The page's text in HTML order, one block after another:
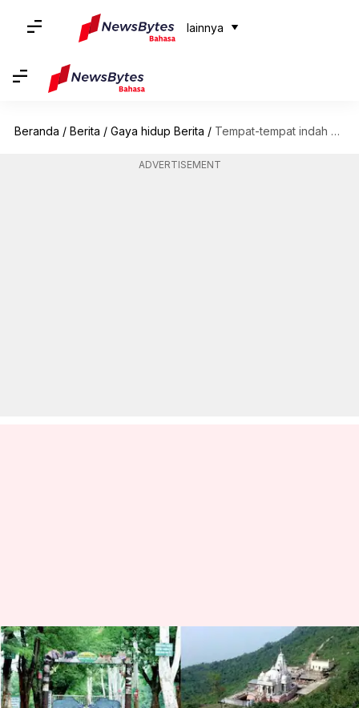
lainnya
Beranda / Berita / Gaya hidup Berita / Tempat-tempat indah yang harus dikunjungi ketika berada di Jharkhand
ADVERTISEMENT
Tempat-tempat indah yang
harus dikunjungi ketika berada
di Jharkhand